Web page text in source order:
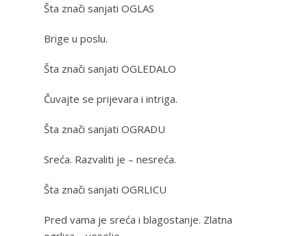
Šta znači sanjati OGLAS
Brige u poslu.
Šta znači sanjati OGLEDALO
Čuvajte se prijevara i intriga.
Šta znači sanjati OGRADU
Sreća. Razvaliti je – nesreća.
Šta znači sanjati OGRLICU
Pred vama je sreća i blagostanje. Zlatna